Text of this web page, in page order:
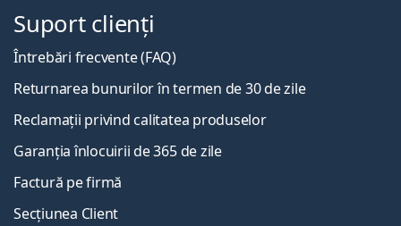
Suport clienți
Întrebări frecvente (FAQ)
Returnarea bunurilor în termen de 30 de zile
Reclamații privind calitatea produselor
Garanția înlocuirii de 365 de zile
Factură pe firmă
Secțiunea Client